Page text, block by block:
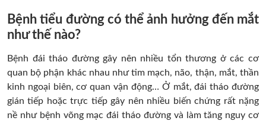
Bệnh tiểu đường có thể ảnh hưởng đến mắt
như thế nào?
Bệnh đái tháo đường gây nên nhiều tổn thương ở các cơ
quan bộ phận khác nhau như tim mạch, não, thận, mắt, thần
kinh ngoại biên, cơ quan vận động… Ở mắt, đái tháo đường
gián tiếp hoặc trực tiếp gây nên nhiều biến chứng rất nặng
nề như bệnh võng mạc đái tháo đường và làm tăng nguy cơ